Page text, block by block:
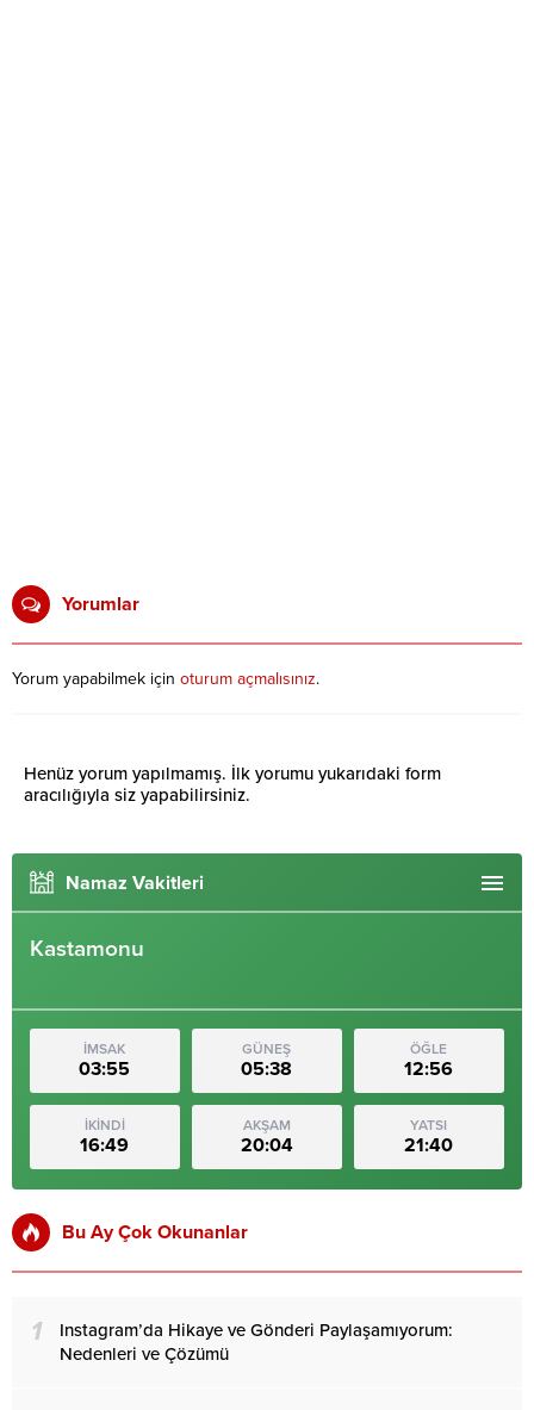
Yorumlar
Yorum yapabilmek için oturum açmalısınız.
Henüz yorum yapılmamış. İlk yorumu yukarıdaki form
aracılığıyla siz yapabilirsiniz.
Namaz Vakitleri
Kastamonu
İMSAK
03:55
GÜNEŞ
05:38
ÖĞLE
12:56
İKİNDİ
16:49
AKŞAM
20:04
YATSI
21:40
Bu Ay Çok Okunanlar
1
Instagram’da Hikaye ve Gönderi Paylaşamıyorum:
Nedenleri ve Çözümü